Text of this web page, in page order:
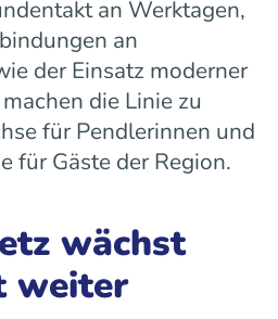
an Werktagen,
an
der Einsatz moderner
die Linie zu
für Pendlerinnen und
für Gäste der Region.
wächst
weiter